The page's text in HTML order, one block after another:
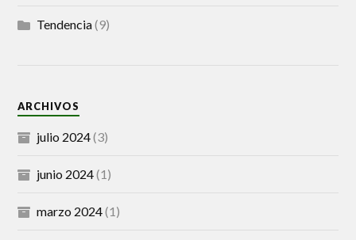
Tendencia(9)
ARCHIVOS
julio 2024(3)
junio 2024(1)
marzo 2024(1)